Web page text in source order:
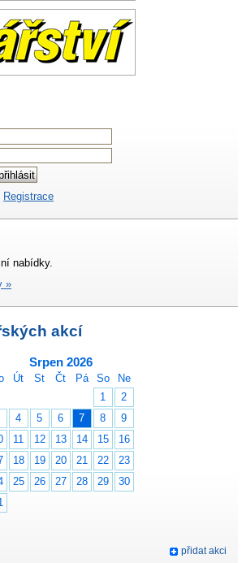
Registrace
nabídky.
»
akcí
Srpen 2026
Út St Čt Pá So
Ne
1
2
4 5 6 7 8
9
11 12 13 14 15
16
18 19 20 21 22
23
25 26 27 28 29
30
přidat akci